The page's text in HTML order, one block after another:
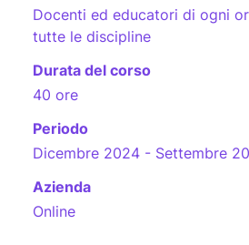
Docenti ed educatori di ogni
tutte le discipline
Durata del corso
40 ore
Periodo
Dicembre 2024 - Settembre
Azienda
Online